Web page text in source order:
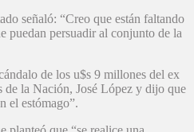
señaló: “Creo que están faltando
puedan persuadir al conjunto de la
de los u$s 9 millones del ex
de la Nación, José López y dijo que
el estómago”.